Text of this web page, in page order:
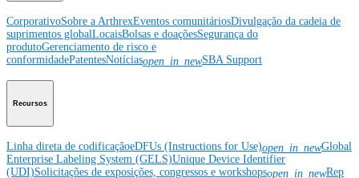
CorporativoSobre a ArthrexEventos comunitáriosDivulgação da cadeia de
suprimentos globalLocaisBolsas e doaçõesSegurança do
produtoGerenciamento de risco e
conformidadePatentesNotíciasopen_in_newSBA Support
Recursos
Linha direta de codificaçãoeDFUs (Instructions for Use)open_in_newGlobal
Enterprise Labeling System (GELS)Unique Device Identifier
(UDI)Solicitações de exposições, congressos e workshopsopen_in_newRep